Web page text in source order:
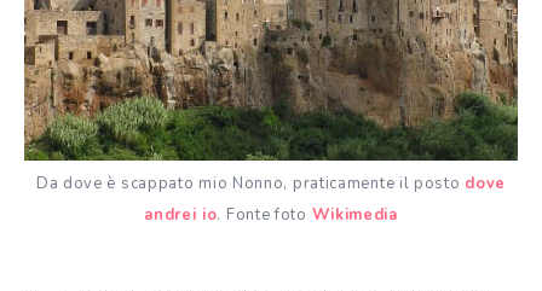
Da dove è scappato mio Nonno, praticamente il posto dove
andrei io. Fonte foto Wikimedia